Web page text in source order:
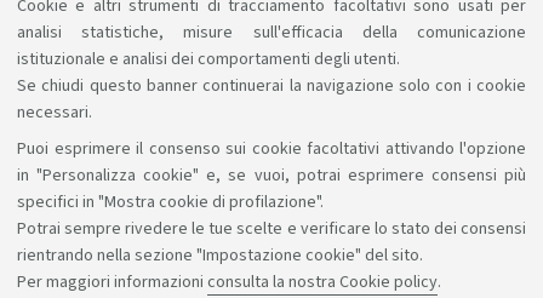
Cookie e altri strumenti di tracciamento facoltativi sono usati per
analisi statistiche, misure sull'efficacia della comunicazione
istituzionale e analisi dei comportamenti degli utenti.
Se chiudi questo banner continuerai la navigazione solo con i cookie
necessari.
Puoi esprimere il consenso sui cookie facoltativi attivando l'opzione
in "Personalizza cookie" e, se vuoi, potrai esprimere consensi più
specifici in "Mostra cookie di profilazione".
Potrai sempre rivedere le tue scelte e verificare lo stato dei consensi
rientrando nella sezione "Impostazione cookie" del sito.
Per maggiori informazioni consulta la nostra Cookie policy.
Sosteniamo il diritto alla conoscenza
Seguici su: